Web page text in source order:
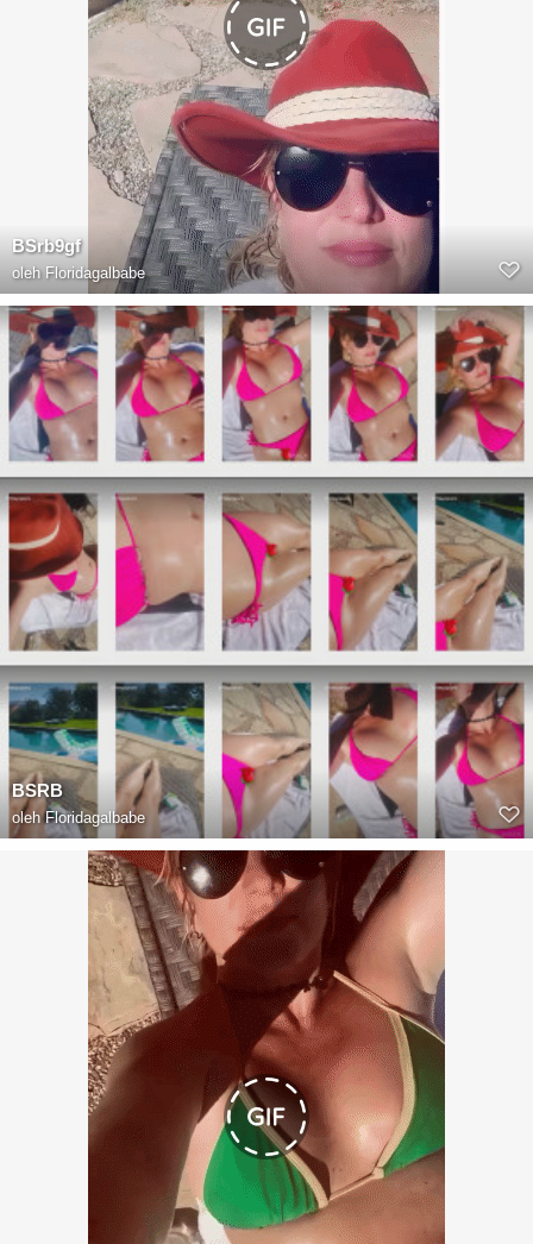
BSrb9gf
oleh Floridagalbabe
BSRB
olehFloridagalbabe